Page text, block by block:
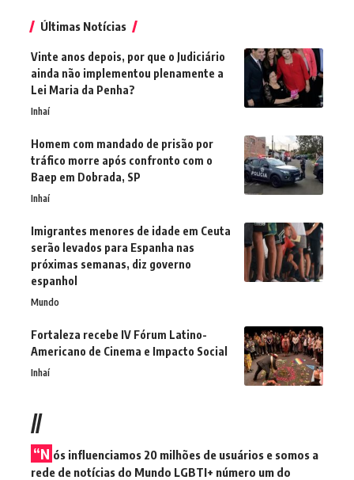
Últimas Notícias
Vinte anos depois, por que o Judiciário
ainda não implementou plenamente a
Lei Maria da Penha?
Inhaí
Homem com mandado de prisão por
tráfico morre após confronto com o
Baep em Dobrada, SP
Inhaí
Imigrantes menores de idade em Ceuta
serão levados para Espanha nas
próximas semanas, diz governo
espanhol
Mundo
Fortaleza recebe IV Fórum Latino-
Americano de Cinema e Impacto Social
Inhaí
//
“N ós influenciamos 20 milhões de usuários e somos a
rede de notícias do Mundo LGBTI+ número um do